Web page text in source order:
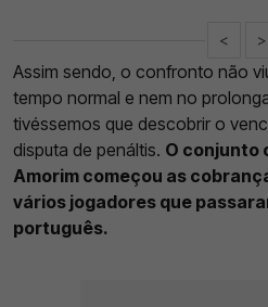
< >
Assim sendo, o confronto não
tempo normal e nem no
tivéssemos que descobrir o
disputa de penáltis. O conjunto
Amorim começou as
vários jogadores que
português.